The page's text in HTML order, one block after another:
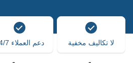
لا تكاليف مخفية دعم العملاء 24/7